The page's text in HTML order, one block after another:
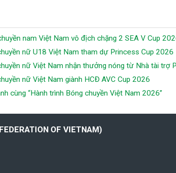
nam Việt Nam vô địch chặng 2 SEA V Cup
nữ U18 Việt Nam tham dự Princess Cup 2026
nữ Việt Nam nhận thưởng nóng từ Nhà tài trợ
nữ Việt Nam giành HCĐ AVC Cup 2026
cùng “Hành trình Bóng chuyền Việt Nam 2026”
OF VIETNAM)